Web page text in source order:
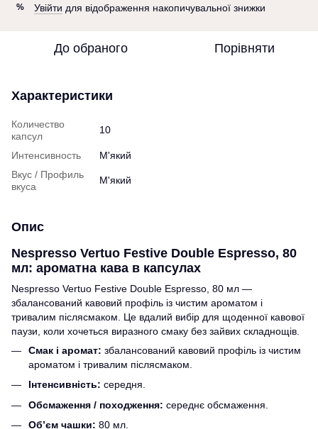
% Увійти для відображення накопичувальної знижки
До обраного Порівняти
Характеристики
Количество
капсул
10
Интенсивность
М'який
Вкус / Профиль
вкуса
М'який
Опис
Nespresso Vertuo Festive Double Espresso, 80
мл: ароматна кава в капсулах
Nespresso Vertuo Festive Double Espresso, 80 мл —
збалансований кавовий профіль із чистим ароматом і
тривалим післясмаком. Це вдалий вибір для щоденної кавової
паузи, коли хочеться виразного смаку без зайвих складнощів.
Смак і аромат: збалансований кавовий профіль із чистим
ароматом і тривалим післясмаком.
Інтенсивність: середня.
Обсмаження / походження: середнє обсмаження.
Об’єм чашки: 80 мл.